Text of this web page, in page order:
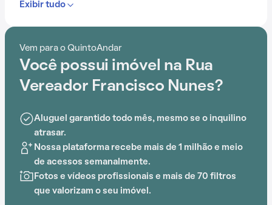
Desde gás encanado até churrasqueira, passando por
proporciona um ambiente de bem-estar e segurança.
A localização estratégica próximo aEstação Estação
Exibir tudo
Vem para o QuintoAndar
Você possui imóvel na Rua
Vereador Francisco Nunes?
Aluguel garantido todo mês, mesmo se o inquilino
atrasar.
Nossa plataforma recebe mais de 1 milhão e meio
de acessos semanalmente.
Fotos e vídeos profissionais e mais de 70 filtros
que valorizam o seu imóvel.